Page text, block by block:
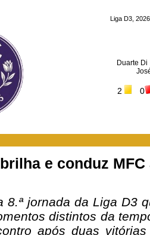
Liga D3,
Duarte Di
2 0
e conduz MFC
8.ª jornada da Liga D3
distintos da
após duas